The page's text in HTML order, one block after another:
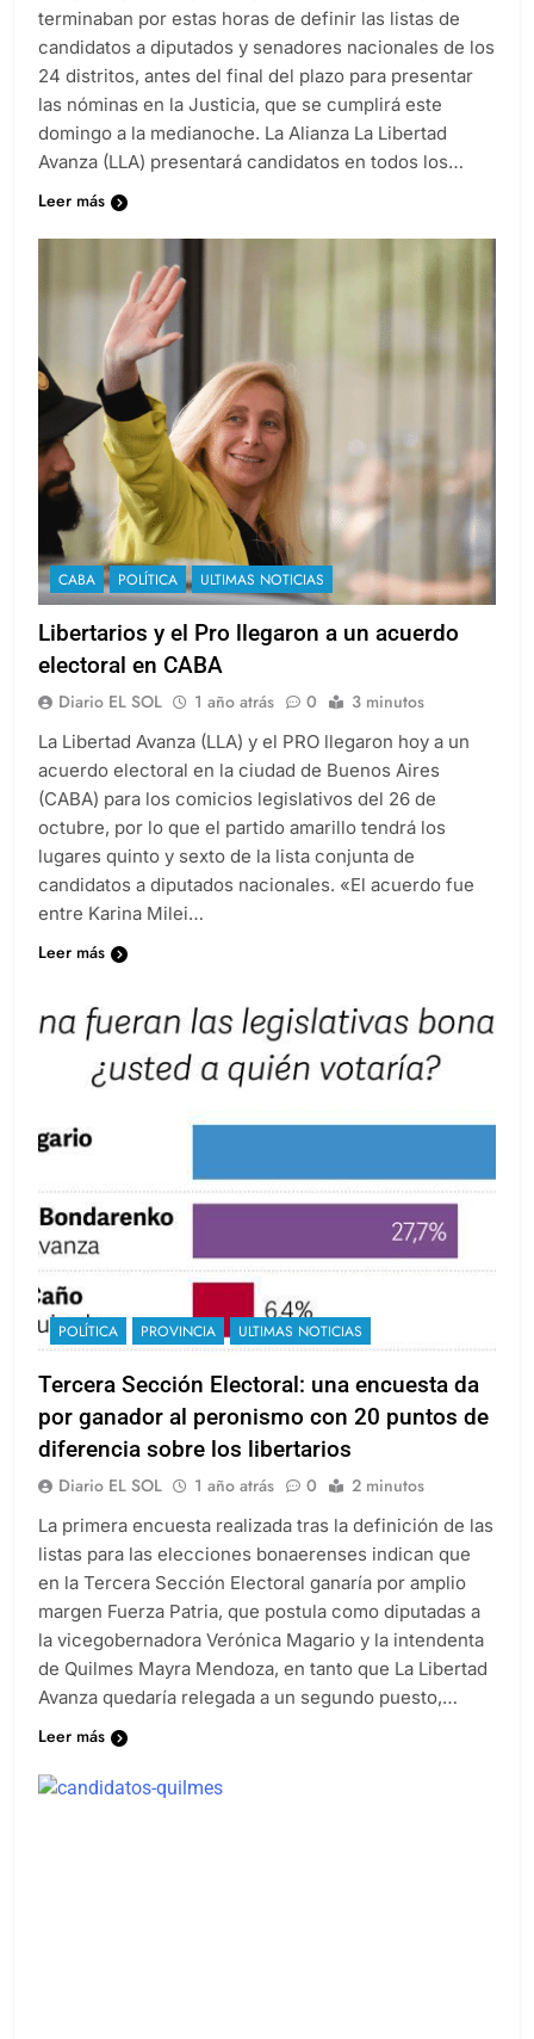
terminaban por estas horas de definir las listas de
candidatos a diputados y senadores nacionales de los
24 distritos, antes del final del plazo para presentar
las nóminas en la Justicia, que se cumplirá este
domingo a la medianoche. La Alianza La Libertad
Avanza (LLA) presentará candidatos en todos los…
Leer más
CABA POLÍTICA ULTIMAS NOTICIAS
Libertarios y el Pro llegaron a un acuerdo
electoral en CABA
Diario EL SOL 1 año atrás 0 3 minutos
La Libertad Avanza (LLA) y el PRO llegaron hoy a un
acuerdo electoral en la ciudad de Buenos Aires
(CABA) para los comicios legislativos del 26 de
octubre, por lo que el partido amarillo tendrá los
lugares quinto y sexto de la lista conjunta de
candidatos a diputados nacionales. «El acuerdo fue
entre Karina Milei…
Leer más
POLÍTICA PROVINCIA ULTIMAS NOTICIAS
Tercera Sección Electoral: una encuesta da
por ganador al peronismo con 20 puntos de
diferencia sobre los libertarios
Diario EL SOL 1 año atrás 0 2 minutos
La primera encuesta realizada tras la definición de las
listas para las elecciones bonaerenses indican que
en la Tercera Sección Electoral ganaría por amplio
margen Fuerza Patria, que postula como diputadas a
la vicegobernadora Verónica Magario y la intendenta
de Quilmes Mayra Mendoza, en tanto que La Libertad
Avanza quedaría relegada a un segundo puesto,…
Leer más